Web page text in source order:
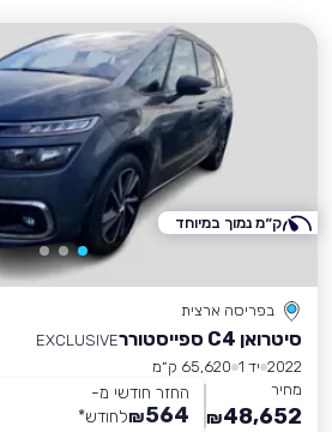
בפריסה ארצית
סיטרואן C4 ספייסטורר
EXCLUSIVE
2022 יד 1
65,620 ק״מ
מחיר
48,652
₪
החזר חודשי מ-
564
₪לחודש*
ק״מ נמוך במיוחד